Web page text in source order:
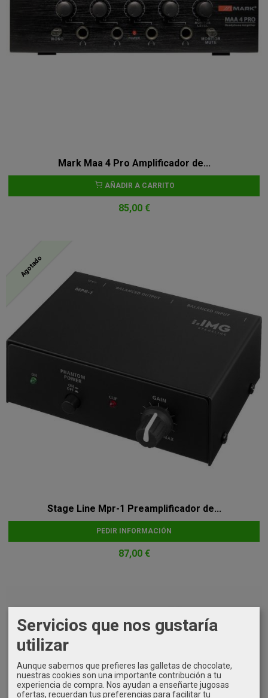
Mark Maa 4 Pro Amplificador de...
AÑADIR A CARRITO
85,00 €
Agotado
Stage Line Mpr-1 Preamplificador de...
PEDIR INFORMACIÓN
87,00 €
Servicios que nos gustaría
utilizar
Aunque sabemos que prefieres las galletas de chocolate,
nuestras cookies son una importante contribución a tu
experiencia de compra. Nos ayudan a enseñarte jugosas
ofertas, recuerdan tus preferencias para facilitar tu